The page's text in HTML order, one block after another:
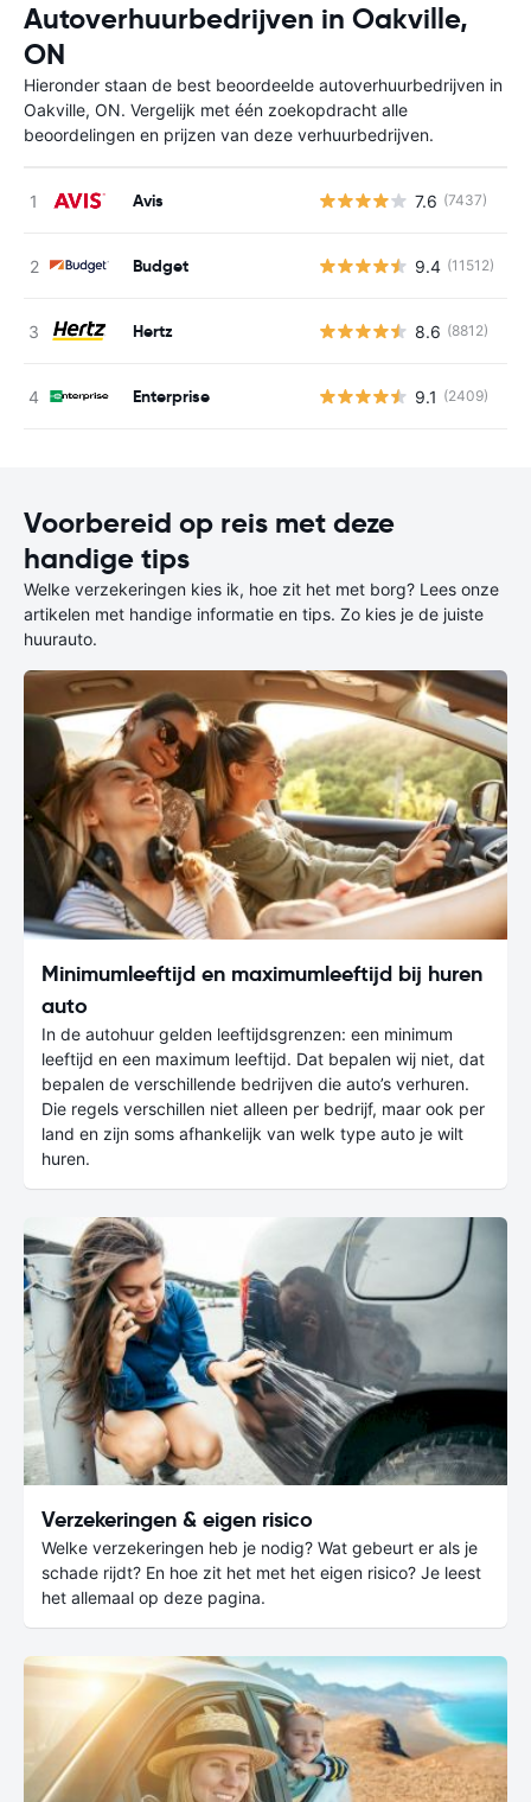
Autoverhuurbedrijven in Oakville,
ON
Hieronder staan de best beoordeelde autoverhuurbedrijven in
Oakville, ON. Vergelijk met één zoekopdracht alle
beoordelingen en prijzen van deze verhuurbedrijven.
Avis 7.6 (7437)
Budget 9.4 (11512)
Hertz 8.6 (8812)
Enterprise 9.1 (2409)
Voorbereid op reis met deze
handige tips
Welke verzekeringen kies ik, hoe zit het met borg? Lees onze
artikelen met handige informatie en tips. Zo kies je de juiste
huurauto.
Minimumleeftijd en maximumleeftijd bij huren
auto
In de autohuur gelden leeftijdsgrenzen: een minimum
leeftijd en een maximum leeftijd. Dat bepalen wij niet, dat
bepalen de verschillende bedrijven die auto’s verhuren.
Die regels verschillen niet alleen per bedrijf, maar ook per
land en zijn soms afhankelijk van welk type auto je wilt
huren.
Verzekeringen & eigen risico
Welke verzekeringen heb je nodig? Wat gebeurt er als je
schade rijdt? En hoe zit het met het eigen risico? Je leest
het allemaal op deze pagina.